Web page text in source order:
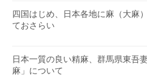
四国はじめ、日本各地に麻（大麻
ておさらい
日本一質の良い精麻、群馬県東吾
麻」について